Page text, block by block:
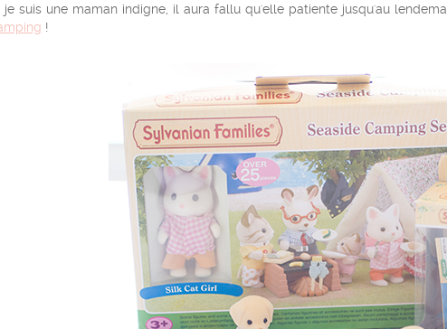
je suis une maman indigne, il aura fallu qu'elle patiente jusqu'au
!